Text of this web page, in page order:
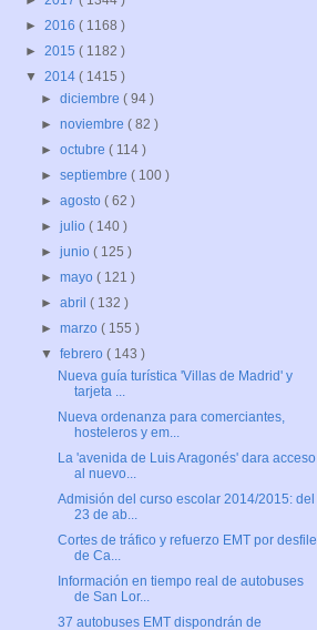
► 2016 ( 1168 )
► 2015 ( 1182 )
▼ 2014 ( 1415 )
►diciembre( 94 )
►noviembre( 82 )
►octubre( 114 )
►septiembre( 100 )
►agosto( 62 )
►julio( 140 )
►junio( 125 )
►mayo( 121 )
►abril( 132 )
►marzo( 155 )
▼febrero( 143 )
Nueva guía turística 'Villas de Madrid' y
tarjeta ...
Nueva ordenanza para comerciantes,
hosteleros y em...
La 'avenida de Luis Aragonés' dara acceso
al nuevo...
Admisión del curso escolar 2014/2015: del
23 de ab...
Cortes de tráfico y refuerzo EMT por desfile
de Ca...
Información en tiempo real de autobuses
de San Lor...
37 autobuses EMT dispondrán de